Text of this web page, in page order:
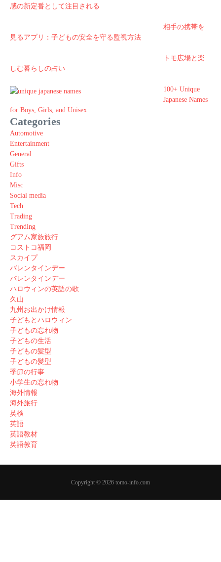
感の新定番として注目される
相手の携帯を
見るアプリ：子どもの安全を守る監視方法
トモ広場と楽
しむ暮らしの占い
100+ Unique
Japanese Names
for Boys, Girls, and Unisex
Categories
Automotive
Entertainment
General
Gifts
Info
Misc
Social media
Tech
Trading
Trending
グアム家族旅行
コストコ福岡
スカイプ
バレンタインデー
バレンタインデー
ハロウィンの英語の歌
久山
九州お出かけ情報
子どもとハロウィン
子どもの忘れ物
子どもの生活
子どもの髪型
子どもの髪型
季節の行事
小学生の忘れ物
海外情報
海外旅行
英検
英語
英語教材
英語教育
Copyright © 2026 tomo-info.com